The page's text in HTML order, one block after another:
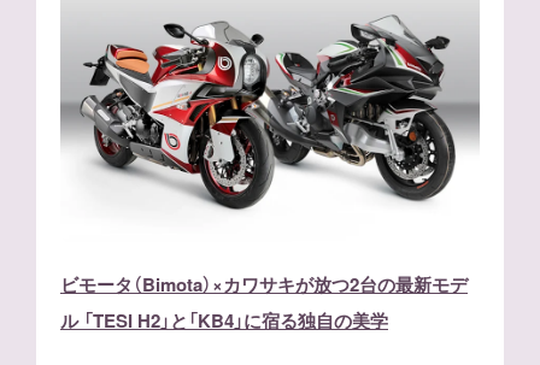
ビモータ（Bimota）×カワサキが放つ2台の最新モデ
ル 「TESI H2」と「KB4」に宿る独自の美学